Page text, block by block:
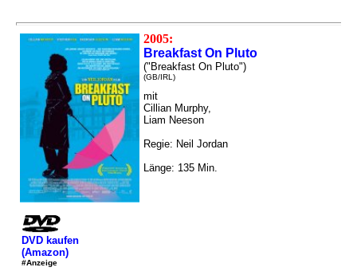
2005:
Breakfast On Pluto
("Breakfast On Pluto")
(GB/IRL)
mit
Cillian Murphy,
Liam Neeson
Regie: Neil Jordan
Länge: 135 Min.
DVD kaufen
(Amazon)
#Anzeige